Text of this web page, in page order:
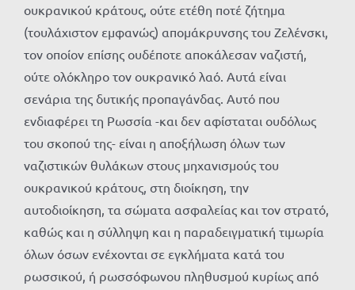
ουκρανικού κράτους, ούτε ετέθη ποτέ ζήτημα
(τουλάχιστον εμφανώς) απομάκρυνσης του Ζελένσκι,
τον οποίον επίσης ουδέποτε αποκάλεσαν ναζιστή,
ούτε ολόκληρο τον ουκρανικό λαό. Αυτά είναι
σενάρια της δυτικής προπαγάνδας. Αυτό που
ενδιαφέρει τη Ρωσσία -και δεν αφίσταται ουδόλως
του σκοπού της- είναι η αποξήλωση όλων των
ναζιστικών θυλάκων στους μηχανισμούς του
ουκρανικού κράτους, στη διοίκηση, την
αυτοδιοίκηση, τα σώματα ασφαλείας και τον στρατό,
καθώς και η σύλληψη και η παραδειγματική τιμωρία
όλων όσων ενέχονται σε εγκλήματα κατά του
ρωσσικού, ή ρωσσόφωνου πληθυσμού κυρίως από